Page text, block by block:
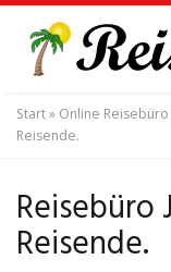
main
content
Start» Online
Reisende.
Reisebüro
Reisende.